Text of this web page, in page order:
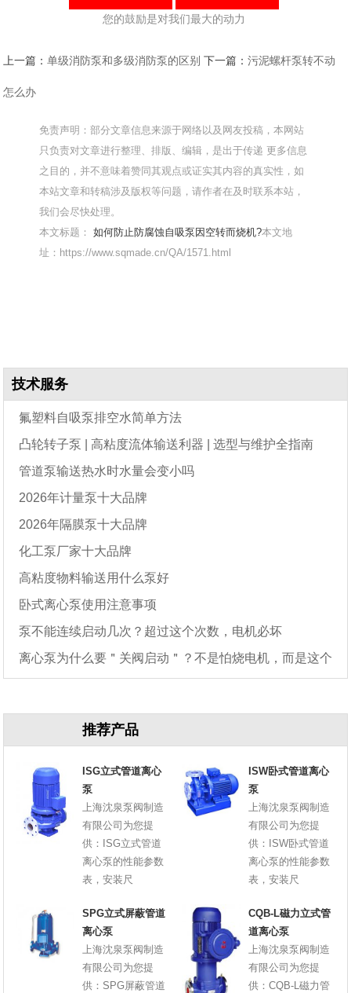
您的鼓励是对我们最大的动力
上一篇：单级消防泵和多级消防泵的区别 下一篇：污泥螺杆泵转不动
怎么办
免责声明：部分文章信息来源于网络以及网友投稿，本网站
只负责对文章进行整理、排版、编辑，是出于传递 更多信息
之目的，并不意味着赞同其观点或证实其内容的真实性，如
本站文章和转稿涉及版权等问题，请作者在及时联系本站，
我们会尽快处理。
本文标题：如何防止防腐蚀自吸泵因空转而烧机?本文地
址：https://www.sqmade.cn/QA/1571.html
技术服务
氟塑料自吸泵排空水简单方法
凸轮转子泵 | 高粘度流体输送利器 | 选型与维护全指南
管道泵输送热水时水量会变小吗
2026年计量泵十大品牌
2026年隔膜泵十大品牌
化工泵厂家十大品牌
高粘度物料输送用什么泵好
卧式离心泵使用注意事项
泵不能连续启动几次？超过这个次数，电机必坏
离心泵为什么要＂关阀启动＂？不是怕烧电机，而是这个
推荐产品
ISG立式管道离心
泵
上海沈泉泵阀制造
有限公司为您提
供：ISG立式管道
离心泵的性能参数
表，安装尺
ISW卧式管道离心
泵
上海沈泉泵阀制造
有限公司为您提
供：ISW卧式管道
离心泵的性能参数
表，安装尺
SPG立式屏蔽管道
离心泵
上海沈泉泵阀制造
有限公司为您提
供：SPG屏蔽管道
CQB-L磁力立式管
道离心泵
上海沈泉泵阀制造
有限公司为您提
供：CQB-L磁力管